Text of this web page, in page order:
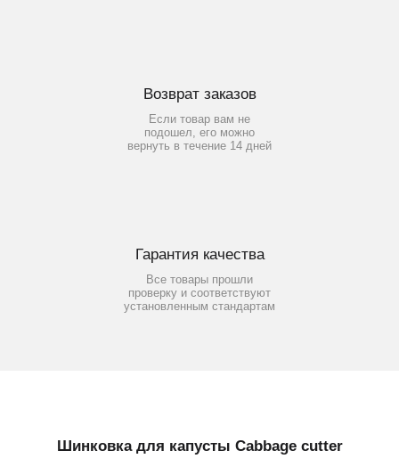
Возврат заказов
Если товар вам не
подошел, его можно
вернуть в течение 14 дней
Гарантия качества
Все товары прошли
проверку и соответствуют
установленным стандартам
Шинковка для капусты Cabbage cutter